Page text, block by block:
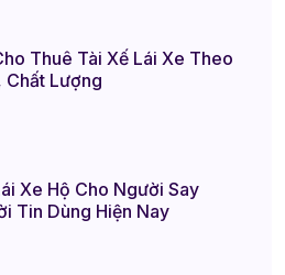
Thuê Tài Xế Lái Xe Theo
Chất Lượng
Xe Hộ Cho Người Say
Tin Dùng Hiện Nay